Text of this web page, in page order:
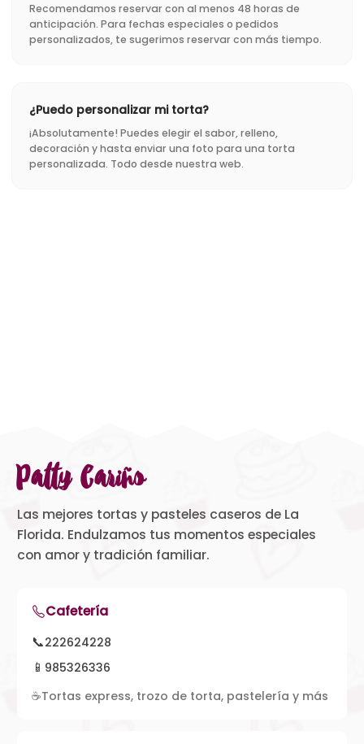
Recomendamos reservar con al menos 48 horas de
anticipación. Para fechas especiales o pedidos
personalizados, te sugerimos reservar con más tiempo.
¿Puedo personalizar mi torta?
¡Absolutamente! Puedes elegir el sabor, relleno,
decoración y hasta enviar una foto para una torta
personalizada. Todo desde nuestra web.
Patty Cariño
Las mejores tortas y pasteles caseros de La
Florida. Endulzamos tus momentos especiales
con amor y tradición familiar.
Cafetería
📞222624228
📱 985326336
☕Tortas express, trozo de torta, pastelería y más